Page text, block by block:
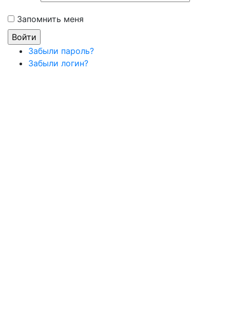
Запомнить меня
Забыли пароль?
Забыли логин?